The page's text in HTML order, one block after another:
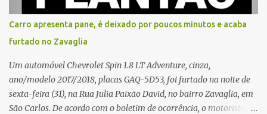
sozinha e que se sentiu ameaçada, coagida e humilhada com a
situação. Fonte: São Carlos Agora
Carro apresenta pane, é deixado por poucos minutos e acaba
furtado no Zavaglia
Um automóvel Chevrolet Spin 1.8 LT Adventure, cinza,
ano/modelo 2017/2018, placas GAQ-5D53, foi furtado na noite de
sexta-feira (31), na Rua Julia Paixão David, no bairro Zavaglia, em
São Carlos. De acordo com o boletim de ocorrência, o motorista